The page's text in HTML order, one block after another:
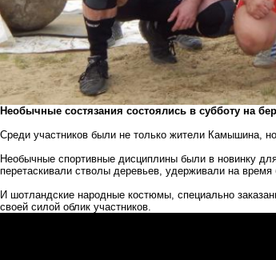
Необычные состязания состоялись в субботу на
Среди участников были не только жители Камышина,
Необычные спортивные дисциплины были в новинку
перетаскивали стволы деревьев, удерживали на
И шотландские народные костюмы, специально
своей силой облик участников.